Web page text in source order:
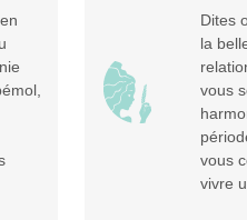
Dites
la
vous
vous
vivre